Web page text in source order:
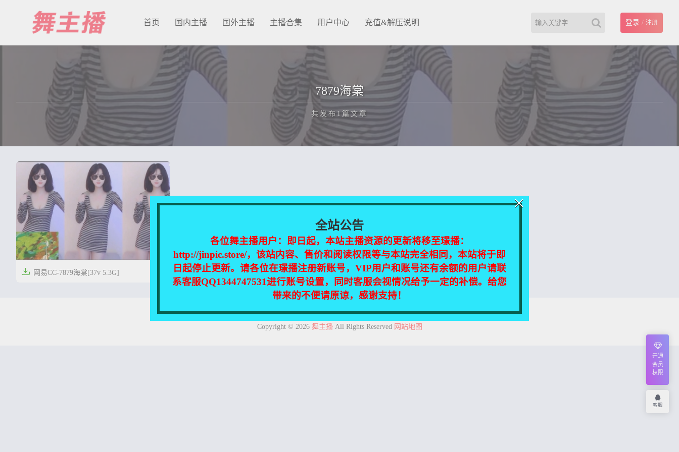
首页 国内主播 国外主播 主播合集 用户中心 充值&解压说明 登录 / 注册
用户中心
会员登陆
7879海棠
共发布1篇文章
 网易CC-7879海棠[37v 5.3G]
本站所有资源均收集自互联网，仅供个人欣赏交流，如不慎侵犯了您的权益，请联系我们，我们将尽快处理！
Copyright © 2026 舞主播All Rights Reserved 网站地图
全站公告
各位舞主播用户：即日起，本站主播资源的更新将移至璟播：
http://jinpic.store/，该站内容、售价和阅读权限等与本站完全相同，本站将于即
日起停止更新。请各位在璟播注册新账号，VIP用户和账号还有余额的用户请联
系客服QQ1344747531进行账号设置，同时客服会视情况给予一定的补偿。给您
带来的不便请原谅，感谢支持！
×
开通
会员
权限
客服